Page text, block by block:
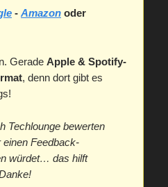
- Amazon oder
Gerade Apple & Spotify-
, denn dort gibt es
Techlounge bewerten
einen Feedback-
würdet… das hilft